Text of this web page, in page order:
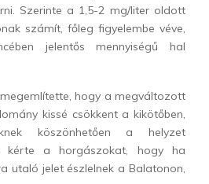
Szerinte a 1,5-2 mg/liter oldott
számít, főleg figyelembe véve,
jelentős mennyiségű hal
hogy a megváltozott
kissé csökkent a kikötőben,
köszönhetően a helyzet
kérte a horgászokat, hogy ha
utaló jelet észlelnek a Balatonon,